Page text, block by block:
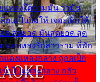
แหลงใต้ถามมัน ว่ามัน
นเป็นยิ้มให้ เจอะเด็กใต้
ด สุดยอด มันสุดยอด สุด
แอบหลงรักสาวราม ที่พัก
แดงแหลงกลาง ถูกสเป็ก
ข้าไปแหลงกลาง กลัว